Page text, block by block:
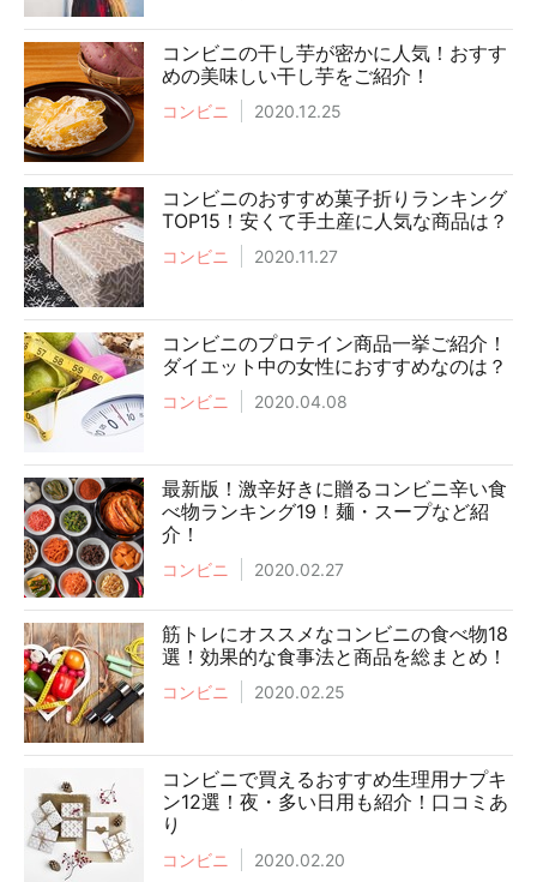
コンビニの干し芋が密かに人気！おすす
めの美味しい干し芋をご紹介！
コンビニ 2020.12.25
コンビニのおすすめ菓子折りランキング
TOP15！安くて手土産に人気な商品は？
コンビニ 2020.11.27
コンビニのプロテイン商品一挙ご紹介！
ダイエット中の女性におすすめなのは？
コンビニ 2020.04.08
最新版！激辛好きに贈るコンビニ辛い食
べ物ランキング19！麺・スープなど紹
介！
コンビニ 2020.02.27
筋トレにオススメなコンビニの食べ物18
選！効果的な食事法と商品を総まとめ！
コンビニ 2020.02.25
コンビニで買えるおすすめ生理用ナプキ
ン12選！夜・多い日用も紹介！口コミあ
り
コンビニ 2020.02.20